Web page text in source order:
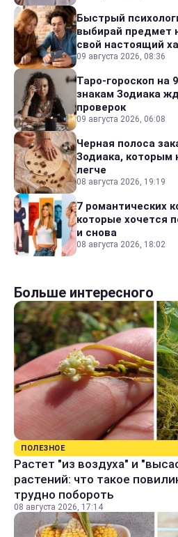
Быстрый
выбирай предмет
свой настоящий
09 августа 2026, 08:36
Таро-гороскоп на
знакам Зодиака
проверок
09 августа 2026, 06:08
Черная полоса
Зодиака, которым
легче
08 августа 2026, 19:19
7 романтических
которые хочется
и снова
08 августа 2026, 18:02
Больше интересного
ПОЛЕЗНОЕ
Растет "из воздуха" и
растений: что такое
трудно побороть
08 августа 2026, 17:14